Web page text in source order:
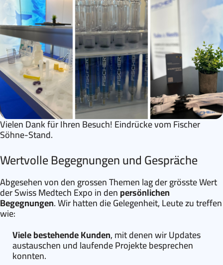
Vielen Dank für Ihren Besuch! Eindrücke vom Fischer
Söhne-Stand.
Wertvolle Begegnungen und Gespräche
Abgesehen von den grossen Themen lag der grösste Wert
der Swiss Medtech Expo in denpersönlichen
Begegnungen. Wir hatten die Gelegenheit, Leute zu treffen
wie:
Viele bestehende Kunden, mit denen wir Updates
austauschen und laufende Projekte besprechen
konnten.